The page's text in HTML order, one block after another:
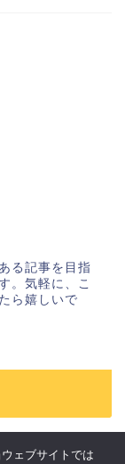
る記事を目指
。気軽に、こ
ら嬉しいで
ェブサイトでは